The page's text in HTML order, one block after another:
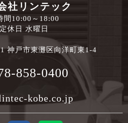
社リンテック
間10:00～18:00
定休日 水曜日
神戸市東灘区向洋町東1-4
858-0400
kobe.co.jp